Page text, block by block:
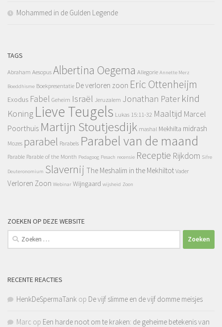
Mohammed in de Gulden Legende
TAGS
Abraham Aesopus Albertina Oegema Allegorie Annette Merz
Boeddhisme Boekpresentatie De verloren zoon Eric Ottenheijm
Exodus Fabel Geheim Israël Jeruzalem Jonathan Pater kind
Koning Lieve Teugels Lukas 15:11-32 Maaltijd Marcel
Poorthuis Martijn Stoutjesdijk mashal Mekhilta midrash
Mozes parabel Parabels Parabel van de maand
Parable Parable of the Month Pedagoog Pesach recensie Receptie Rijkdom Sifre
Deuteronomium Slavernij The Meshalim in the Mekhiltot Vader
Verloren Zoon Webinar Wijngaard wijsheid Zoon
ZOEKEN OP DEZE WEBSITE
Zoeken
naar:
RECENTE REACTIES
HenkDeSpermaTank op De vijf slimme en de vijf domme meisjes
Marc op Een harde noot om te kraken: de geheime betekenis van